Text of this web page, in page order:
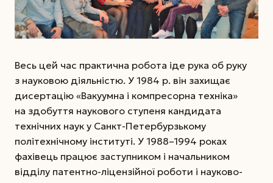
Весь цей час практична робота іде рука об руку
з науковою діяльністю. У 1984 р. він захищає
дисертацію «Вакуумна і компресорна техніка»
на здобуття наукового ступеня кандидата
технічних наук у Санкт-Петербурзькому
політехнічному інституті. У 1988–1994 роках
фахівець працює заступником і начальником
відділу патентно-ліцензійної роботи і науково-